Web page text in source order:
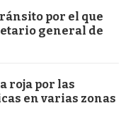
por el que
general de
roja por las
en varias zonas